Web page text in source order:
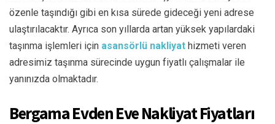
özenle taşındığı gibi en kısa sürede gideceği yeni adrese
ulaştırılacaktır. Ayrıca son yıllarda artan yüksek yapılardaki
taşınma işlemleri için asansörlü nakliyat hizmeti veren
adresimiz taşınma sürecinde uygun fiyatlı çalışmalar ile
yanınızda olmaktadır.
Bergama Evden Eve Nakliyat Fiyatları